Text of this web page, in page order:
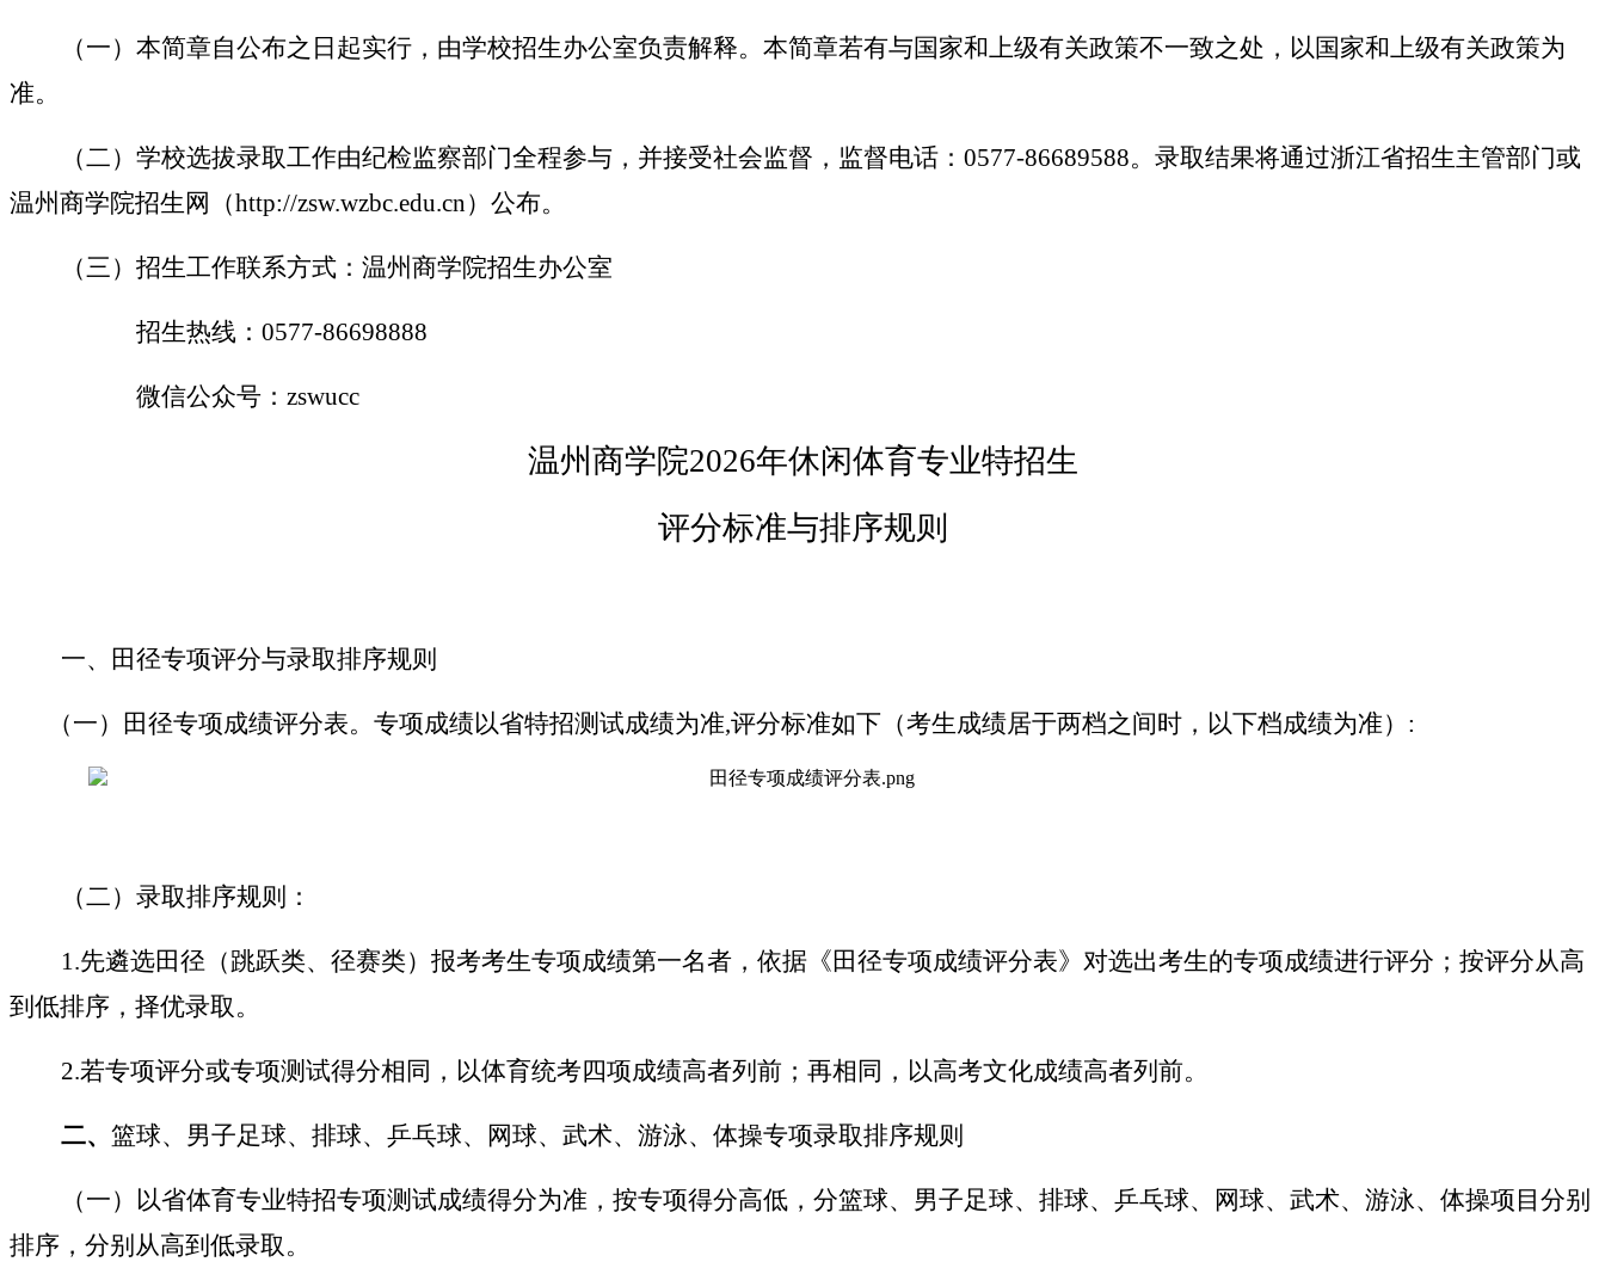
（一）本简章自公布之日起实行，由学校招生办公室负责解释。本简章若有与国家和上级有关政策不一致之处，以国家和上级有关政策为
准。
（二）学校选拔录取工作由纪检监察部门全程参与，并接受社会监督，监督电话：0577-86689588。录取结果将通过浙江省招生主管部门或
温州商学院招生网（http://zsw.wzbc.edu.cn）公布。
（三）招生工作联系方式：温州商学院招生办公室
招生热线：0577-86698888
微信公众号：zswucc
温州商学院2026年休闲体育专业特招生
评分标准与排序规则
一、田径专项评分与录取排序规则
（一）田径专项成绩评分表。 专项成绩以省特招测试成绩为准,评分标准如下（考生成绩居于两档之间时，以下档成绩为准）:
（二） 录取排序规则：
1.先遴选田径（跳跃类、径赛类）报考考生专项成绩第一名者，依据《田径专项成绩评分表》对选出考生的专项成绩进行评分；按评分从高
到低排序，择优录取。
2.若专项评分或专项测试得分相同，以体育统考四项成绩高者列前；再相同，以高考文化成绩高者列前。
二、 篮球、男子足球、排球、乒乓球、网球、武术、游泳、体操专项录取排序规则
（一）以省体育专业特招专项测试成绩得分为准，按专项得分高低， 分篮球、男子足球、排球、乒乓球、网球、武术、游泳、体操项目分别
排序，分别从高到低录取。